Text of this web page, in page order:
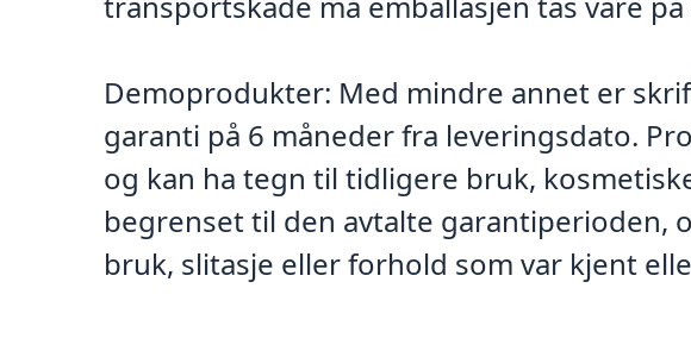
Demoprodukter: Med mindre annet er
garanti på 6 måneder fra leveringsdato.
og kan ha tegn til tidligere bruk,
begrenset til den avtalte garantiperioden,
bruk, slitasje eller forhold som var kjent